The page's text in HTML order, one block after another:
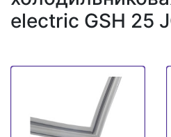
electric GSH 25